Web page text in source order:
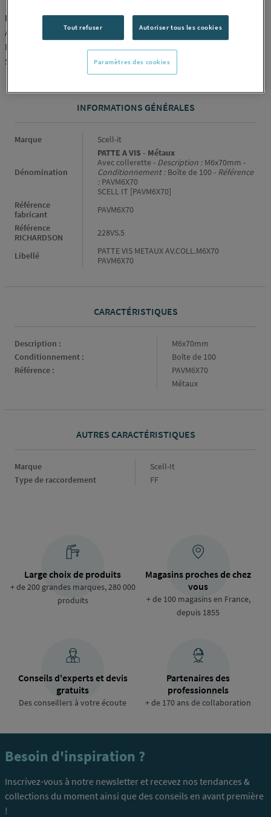
PATTE A VIS - Métaux
Avec collerette -Description : M6x70mm -Conditionnement :
Boîte de 100 -
SCELL IT [PAVM6X70]
INFORMATIONS GÉNÉRALES
Informations générales
Marque Scell-it
Dénomination
PATTE A VIS - Métaux
Avec collerette - Description : M6x70mm -
Conditionnement : Boîte de 100 - Référence
: PAVM6X70
SCELL IT [PAVM6X70]
Référence
fabricant
PAVM6X70
Référence
RICHARDSON
228VS.5
Libellé
PATTE VIS METAUX AV.COLL.M6X70
PAVM6X70
CARACTÉRISTIQUES
Caractéristiques
Description :
M6x70mm
Conditionnement :
Boîte de 100
Référence :
PAVM6X70
Métaux
AUTRES CARACTÉRISTIQUES
Marque Marque
Scell-It
Type de raccordement
Type
FF
Large choix de produits
+ de 200 grandes marques, 280 000
produits
Magasins proches de chez
vous
+ de 100 magasins en France,
depuis 1855
Conseils d'experts et devis
gratuits
Des conseillers à votre écoute
Partenaires des
professionnels
+ de 170 ans de collaboration
Besoin d'inspiration ?
Inscrivez-vous à notre newsletter et recevez nos tendances &
collections du moment ainsi que des conseils en avant première
!
Tout refuser Autoriser tous les cookies
Paramètres des cookies